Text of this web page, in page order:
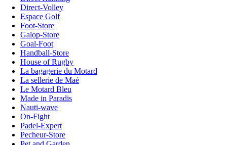
Direct-Volley
Espace Golf
Foot-Store
Galop-Store
Goal-Foot
Handball-Store
House of Rugby
La bagagerie du Motard
La sellerie de Maé
Le Motard Bleu
Made in Paradis
Nauti-wave
On-Fight
Padel-Expert
Pecheur-Store